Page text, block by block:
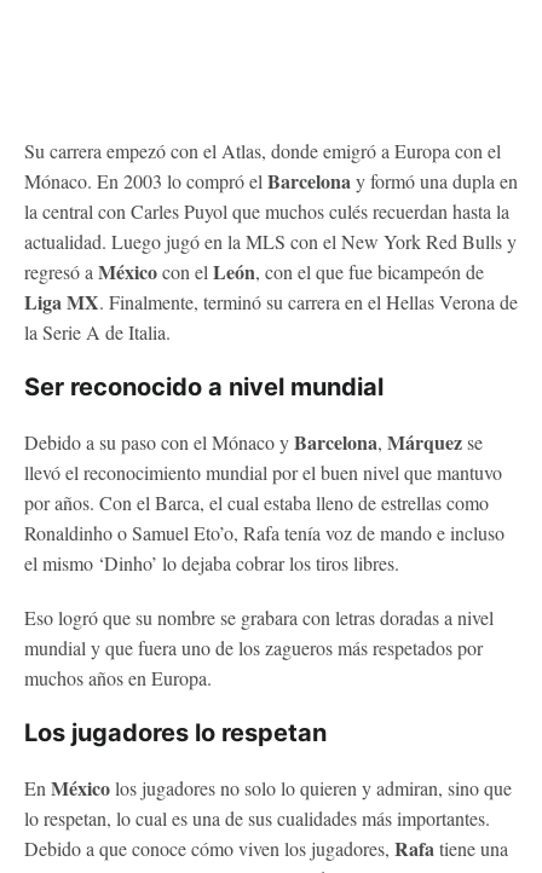
Su carrera empezó con el Atlas, donde emigró a Europa con el
Mónaco. En 2003 lo compró el Barcelonay formó una dupla en
la central con Carles Puyol que muchos culés recuerdan hasta la
actualidad. Luego jugó en la MLS con el New York Red Bulls y
regresó a Méxicocon el León, con el que fue bicampeón de
Liga MX. Finalmente, terminó su carrera en el Hellas Verona de
la Serie A de Italia.
Ser reconocido a nivel mundial
Debido a su paso con el Mónaco yBarcelona, Márquezse
llevó el reconocimiento mundial por el buen nivel que mantuvo
por años. Con el Barca, el cual estaba lleno de estrellas como
Ronaldinho o Samuel Eto’o, Rafa tenía voz de mando e incluso
el mismo ‘Dinho’ lo dejaba cobrar los tiros libres.
Eso logró que su nombre se grabara con letras doradas a nivel
mundial y que fuera uno de los zagueros más respetados por
muchos años en Europa.
Los jugadores lo respetan
En Méxicolos jugadores no solo lo quieren y admiran, sino que
lo respetan, lo cual es una de sus cualidades más importantes.
Debido a que conoce cómo viven los jugadores, Rafatiene una